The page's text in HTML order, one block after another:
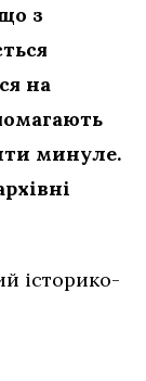
з
на
минуле.
історико-